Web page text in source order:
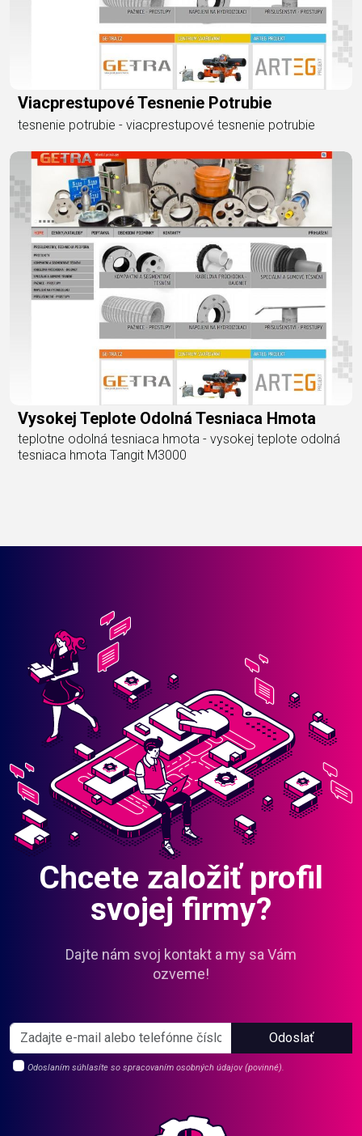
Viacprestupové Tesnenie Potrubie
tesnenie potrubie - viacprestupové tesnenie potrubie
Vysokej Teplote Odolná Tesniaca Hmota
teplotne odolná tesniaca hmota - vysokej teplote odolná
tesniaca hmota Tangit M3000
Chcete založiť profil
svojej firmy?
Dajte nám svoj kontakt a my sa Vám
ozveme!
Odoslať
Odoslaním súhlasíte so spracovaním osobných údajov (povinné).